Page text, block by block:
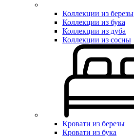
Коллекции из березы
Коллекции из бука
Коллекции из дуба
Коллекции из сосны
Кровати из березы
Кровати из бука